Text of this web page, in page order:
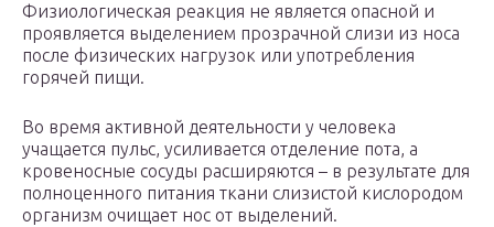
Физиологическая реакция не является опасной и
проявляется выделением прозрачной слизи из носа
после физических нагрузок или употребления
горячей пищи.
Во время активной деятельности у человека
учащается пульс, усиливается отделение пота, а
кровеносные сосуды расширяются – в результате для
полноценного питания ткани слизистой кислородом
организм очищает нос от выделений.